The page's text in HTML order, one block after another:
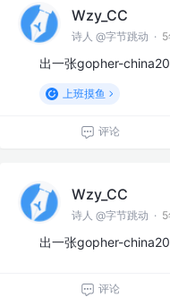
Wzy_CC
诗人 @字节跳动 ·
出一张gopher-
上班摸鱼
评论
Wzy_CC
诗人 @字节跳动 ·
出一张gopher-
评论